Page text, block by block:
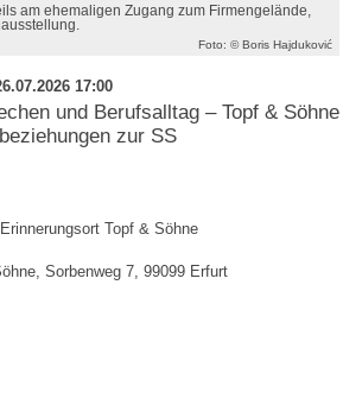
am ehemaligen Zugang zum Firmengelände,
Foto: © Boris Hajduković
17:00
und Berufsalltag – Topf & Söhne
zur SS
Topf & Söhne
Sorbenweg 7, 99099 Erfurt